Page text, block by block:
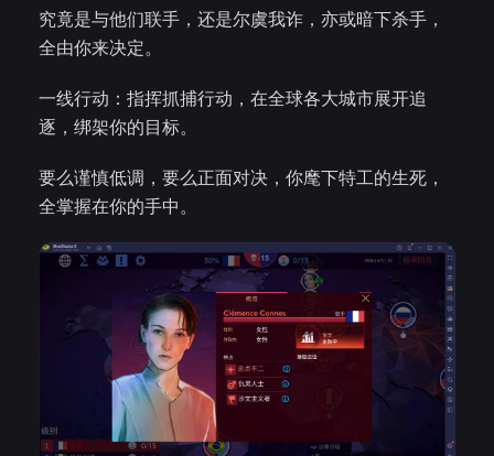
究竟是与他们联手，还是尔虞我诈，亦或暗下杀手，
全由你来决定。
一线行动：指挥抓捕行动，在全球各大城市展开追
逐，绑架你的目标。
要么谨慎低调，要么正面对决，你麾下特工的生死，
全掌握在你的手中。